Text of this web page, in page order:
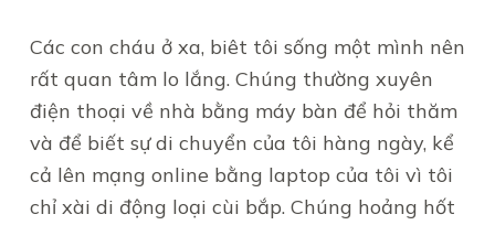
Các con cháu ở xa, biêt tôi sống một mình nên
rất quan tâm lo lắng. Chúng thường xuyên
điện thoại về nhà bằng máy bàn để hỏi thăm
và để biết sự di chuyển của tôi hàng ngày, kể
cả lên mạng online bằng laptop của tôi vì tôi
chỉ xài di động loại cùi bắp. Chúng hoảng hốt